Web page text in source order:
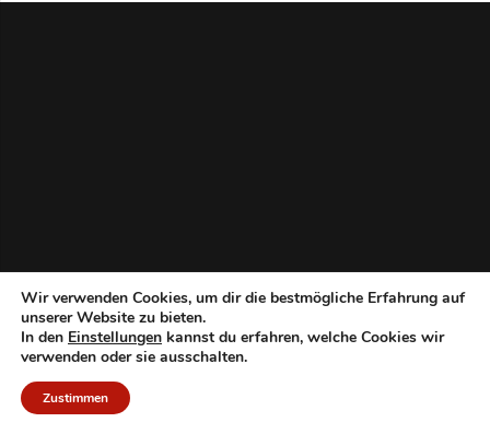
Wir verwenden Cookies, um dir die bestmögliche Erfahrung auf
unserer Website zu bieten.
In den Einstellungen kannst du erfahren, welche Cookies wir
verwenden oder sie ausschalten.
Zustimmen